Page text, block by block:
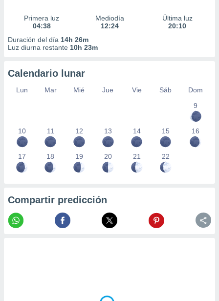
Primera luz
04:38
Mediodía
12:24
Última luz
20:10
Duración del día 14h 26m
Luz diurna restante 10h 23m
Calendario lunar
Lun Mar Mié Jue Vie Sáb
Dom
9
10 11 12 13 14 15 16
17 18 19 20 21 22
Compartir predicción